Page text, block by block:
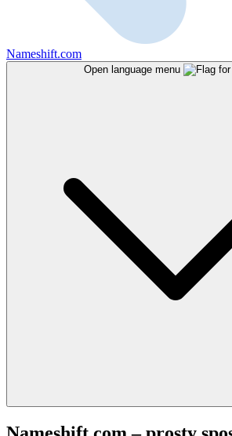
Nameshift.com
Open language menu